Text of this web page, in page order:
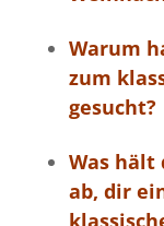
Warum
zum
gesucht?
Was hält
ab, dir